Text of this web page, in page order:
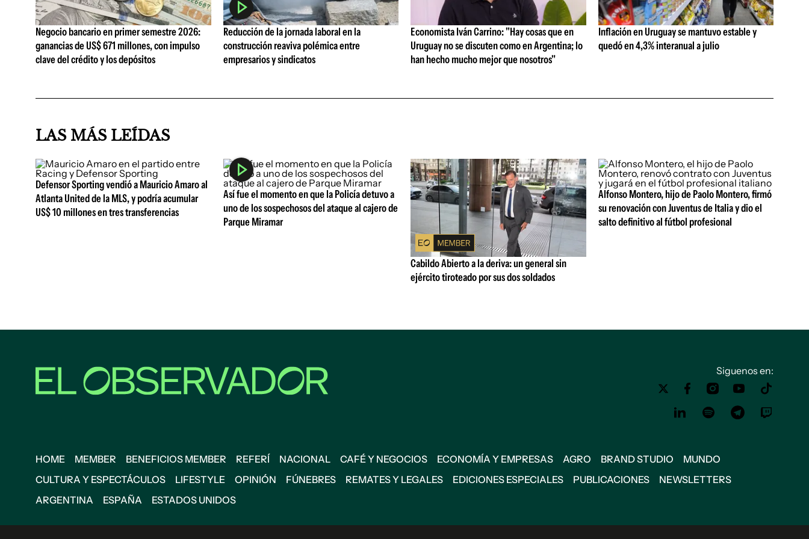
Negocio bancario en primer semestre 2026:
ganancias de US$ 671 millones, con impulso
clave del crédito y los depósitos
Reducción de la jornada laboral en la
construcción reaviva polémica entre
empresarios y sindicatos
Economista Iván Carrino: "Hay cosas que en
Uruguay no se discuten como en Argentina; lo
han hecho mucho mejor que nosotros"
Inflación en Uruguay se mantuvo estable y
quedó en 4,3% interanual a julio
LAS MÁS LEÍDAS
Defensor Sporting vendió a Mauricio Amaro al
Atlanta United de la MLS, y podría acumular
US$ 10 millones en tres transferencias
Así fue el momento en que la Policía detuvo a
uno de los sospechosos del ataque al cajero de
Parque Miramar
Cabildo Abierto a la deriva: un general sin
ejército tiroteado por sus dos soldados
Alfonso Montero, hijo de Paolo Montero, firmó
su renovación con Juventus de Italia y dio el
salto definitivo al fútbol profesional
Siguenos en:
HOME MEMBER BENEFICIOS MEMBER REFERÍ NACIONAL CAFÉ Y NEGOCIOS ECONOMÍA Y EMPRESAS AGRO BRAND STUDIO
MUNDO
CULTURA Y ESPECTÁCULOS
LIFESTYLE OPINIÓN FÚNEBRES REMATES Y LEGALES EDICIONES ESPECIALES PUBLICACIONES
NEWSLETTERS
ARGENTINA
ESPAÑA ESTADOS UNIDOS